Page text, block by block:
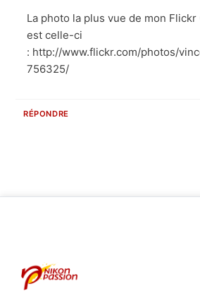
La photo la plus vue de mon Flickr
est celle-ci
: http://www.flickr.com/photos/
756325/
RÉPONDRE